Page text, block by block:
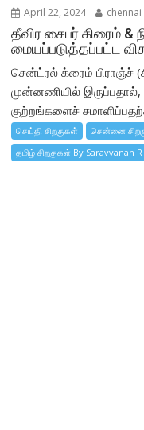
April 22, 2024
தீவிர சைபர் கிரைம் &
மையப்படுத்தப்பட்ட
சென்ட்ரல் க்ரைம் பிராஞ்ச்
முன்னணியில் இருப்பதால்,
குற்றங்களைச்
செய்தி சிறகுகள் சென்னை
தமிழ் சிறகுகள் By Saravvanan R